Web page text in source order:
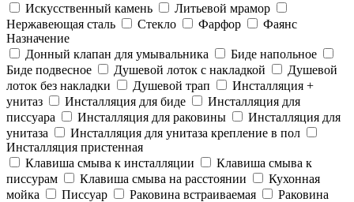
Искусственный камень
Литьевой мрамор
Нержавеющая сталь
Стекло Фарфор
Фаянс
Назначение
Донный клапан для умывальника
Биде напольное
Биде подвесное
Душевой лоток с накладкой
Душевой
лоток без накладки
Душевой трап
Инсталляция +
унитаз
Инсталляция для биде
Инсталляция для
писсуара
Инсталляция для раковины
Инсталляция для
унитаза
Инсталляция для унитаза крепление в пол
Инсталляция пристенная
Клавиша смыва к инсталляции
Клавиша смыва к
писсурам
Клавиша смыва на расстоянии
Кухонная
мойка
Писсуар Раковина встраиваемая
Раковина